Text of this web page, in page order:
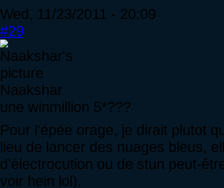
Wed, 11/23/2011 - 20:09
#29
Naakshar
une winmillion 5*???
Pour l'épée orage, je dirait plutot
lieu de lancer des nuages bleus,
d'électrocution ou de stun peut-
voir hein lol).